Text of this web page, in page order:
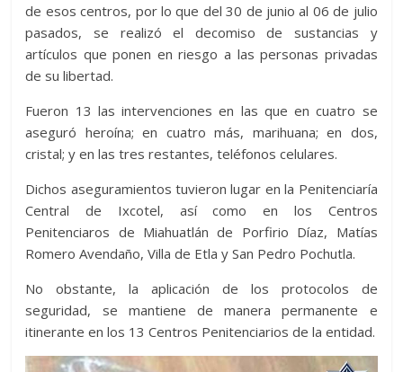
de esos centros, por lo que del 30 de junio al 06 de julio
pasados, se realizó el decomiso de sustancias y
artículos que ponen en riesgo a las personas privadas
de su libertad.
Fueron 13 las intervenciones en las que en cuatro se
aseguró heroína; en cuatro más, marihuana; en dos,
cristal; y en las tres restantes, teléfonos celulares.
Dichos aseguramientos tuvieron lugar en la Penitenciaría
Central de Ixcotel, así como en los Centros
Penitenciaros de Miahuatlán de Porfirio Díaz, Matías
Romero Avendaño, Villa de Etla y San Pedro Pochutla.
No obstante, la aplicación de los protocolos de
seguridad, se mantiene de manera permanente e
itinerante en los 13 Centros Penitenciarios de la entidad.